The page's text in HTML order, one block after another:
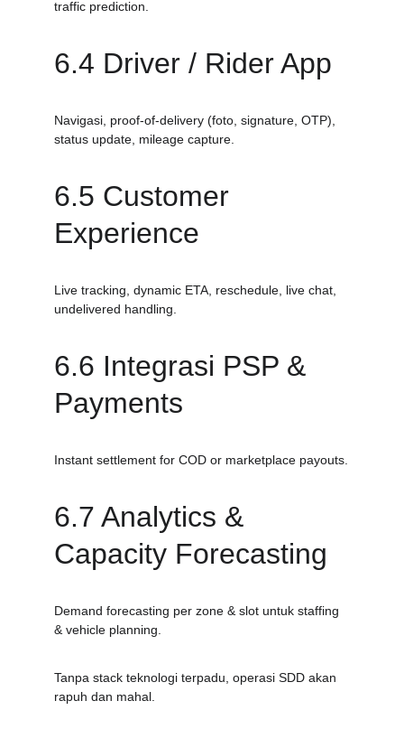
traffic prediction.
6.4 Driver / Rider App
Navigasi, proof-of-delivery (foto, signature, OTP),
status update, mileage capture.
6.5 Customer
Experience
Live tracking, dynamic ETA, reschedule, live chat,
undelivered handling.
6.6 Integrasi PSP &
Payments
Instant settlement for COD or marketplace payouts.
6.7 Analytics &
Capacity Forecasting
Demand forecasting per zone & slot untuk staffing
& vehicle planning.
Tanpa stack teknologi terpadu, operasi SDD akan
rapuh dan mahal.